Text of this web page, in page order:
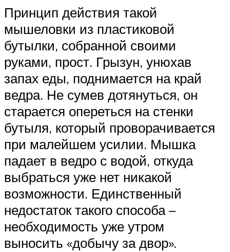
Принцип действия такой
мышеловки из пластиковой
бутылки, собранной своими
руками, прост. Грызун, унюхав
запах еды, поднимается на край
ведра. Не сумев дотянуться, он
старается опереться на стенки
бутыля, который проворачивается
при малейшем усилии. Мышка
падает в ведро с водой, откуда
выбраться уже нет никакой
возможности. Единственный
недостаток такого способа –
необходимость уже утром
выносить «добычу за двор».